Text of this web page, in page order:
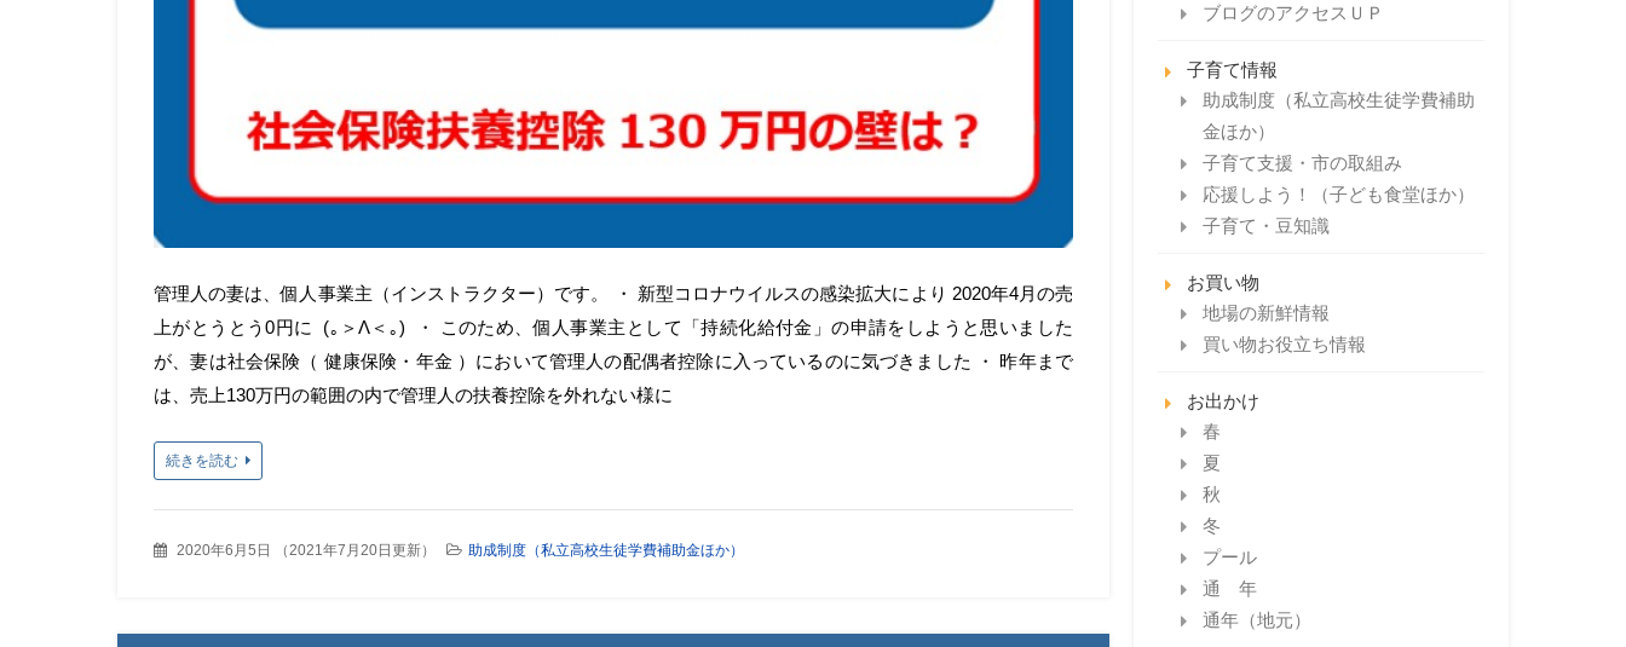
管理人の妻は、個人事業主（インストラクター）です。 ・ 新型コロナウイルスの感染拡大により 2020年4月の売
上がとうとう0円に (｡＞Λ＜｡) ・ このため、個人事業主として「持続化給付金」の申請をしようと思いました
が、妻は社会保険（ 健康保険・年金 ）において管理人の配偶者控除に入っているのに気づきました ・ 昨年まで
は、売上130万円の範囲の内で管理人の扶養控除を外れない様に
続きを読む
2020年6月5日 （2021年7月20日更新） 助成制度（私立高校生徒学費補助金ほか）
ブログのアクセスＵＰ
子育て情報
助成制度（私立高校生徒学費補助
金ほか）
子育て支援・市の取組み
応援しよう！（子ども食堂ほか）
子育て・豆知識
お買い物
地場の新鮮情報
買い物お役立ち情報
お出かけ
春
夏
秋
冬
プール
通 年
通年（地元）